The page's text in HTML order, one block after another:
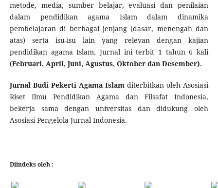
metode, media, sumber belajar, evaluasi dan penilaian
dalam pendidikan agama Islam dalam dinamika
pembelajaran di berbagai jenjang (dasar, menengah dan
atas) serta isu-isu lain yang relevan dengan kajian
pendidikan agama Islam. Jurnal ini terbit 1 tahun 6 kali
(Februari, April, Juni, Agustus, Oktober dan Desember).
Jurnal Budi Pekerti Agama Islam diterbitkan oleh Asosiasi
Riset Ilmu Pendidikan Agama dan Filsafat Indonesia,
bekerja sama dengan universitas dan didukung oleh
Asosiasi Pengelola Jurnal Indonesia.
Diindeks oleh :